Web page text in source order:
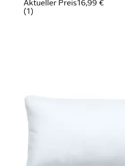
Aktueller Preis16,99 €
(1)